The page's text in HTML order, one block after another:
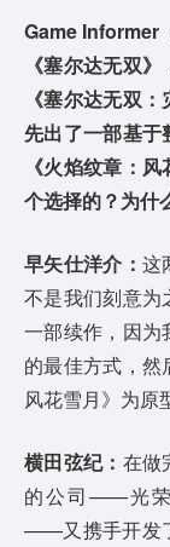
Game Informer
《塞尔达无双
《塞尔达无双
先出了一部基
《火焰纹章：
个选择的？为什
早矢仕洋介： 这
不是我们刻意为
一部续作，因为
的最佳方式，然
风花雪月》为原
横田弦纪： 在做
的公司——光荣
——又携手开发